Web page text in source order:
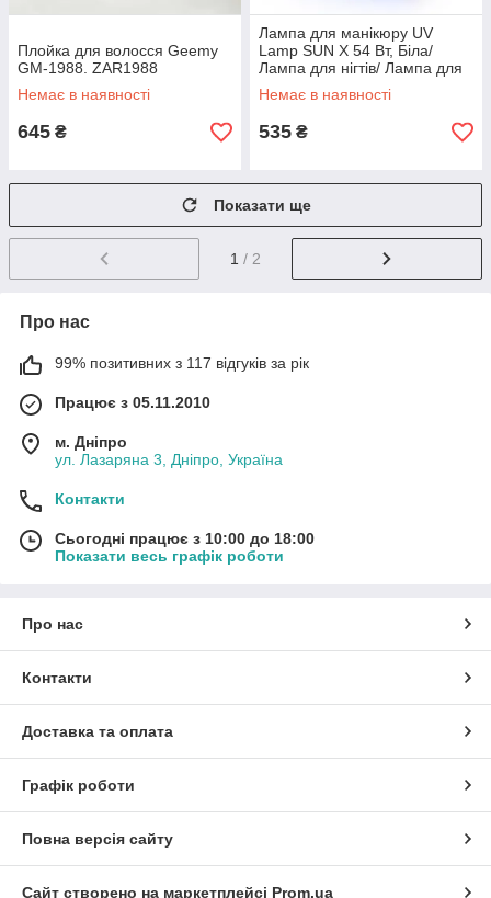
Плойка для волосся Geemy
GM-1988. ZAR1988
Немає в наявності
645 ₴
Лампа для манікюру UV
Lamp SUN X 54 Вт, Біла/
Лампа для нігтів/ Лампа для
гель лаку
Немає в наявності
535 ₴
Показати ще
1 / 2
Про нас
99% позитивних з 117 відгуків за рік
Працює з 05.11.2010
м. Дніпро
ул. Лазаряна 3, Дніпро, Україна
Контакти
Сьогодні працює з 10:00 до 18:00
Показати весь графік роботи
Про нас
Контакти
Доставка та оплата
Графік роботи
Повна версія сайту
Сайт створено на маркетплейсі Prom.ua